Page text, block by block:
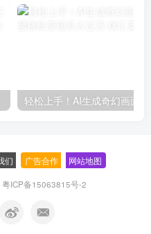
们 广告合作 网站地图
粤ICP备15063815号-2